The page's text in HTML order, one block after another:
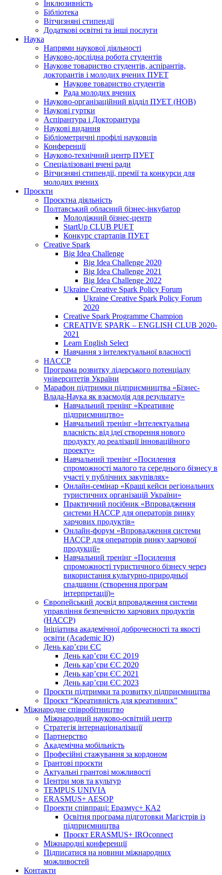
Інклюзивність
Бібліотека
Вітчизняні стипендії
Додаткові освітні та інші послуги
Наука
Напрями наукової діяльності
Науково-дослідна робота студентів
Наукове товариство студентів, аспірантів,
докторантів і молодих вчених ПУЕТ
Наукове товариство студентів
Рада молодих вчених
Науково-організаційний відділ ПУЕТ (НОВ)
Наукові гуртки
Аспірантура і Докторантура
Наукові видання
Бібліометричні профілі науковців
Конференції
Науково-технічний центр ПУЕТ
Спеціалізовані вчені ради
Вітчизняні стипендії, премії та конкурси для
молодих вчених
Проєкти
Проєктна діяльність
Полтавський обласний бізнес-інкубатор
Молодіжний бізнес-центр
StartUp CLUB PUET
Конкурс стартапів ПУЕТ
Creative Spark
Big Idea Challenge
Big Idea Challenge 2020
Big Idea Challenge 2021
Big Idea Challenge 2022
Ukraine Creative Spark Policy Forum
Ukraine Creative Spark Policy Forum
2020
Creative Spark Programme Champion
CREATIVE SPARK – ENGLISH CLUB 2020-
2021
Learn English Select
Навчання з інтелектуальної власності
HACCP
Програма розвитку лідерського потенціалу
університетів України
Марафон підтримки підприємництва «Бізнес-
Влада-Наука як взаємодія для результату»
Навчальний тренінг «Креативне
підприємництво»
Навчальний тренінг «Інтелектуальна
власність: від ідеї створення нового
продукту до реалізації інноваційного
проекту»
Навчальний тренінг «Посилення
спроможності малого та середнього бізнесу в
участі у публічних закупівлях»
Онлайн-семінар «Кращі кейси регіональних
туристичних організацій України»
Практичний посібник «Впровадження
системи НАССР для операторів ринку
харчових продуктів»
Онлайн-форум «Впровадження системи
НАССР для операторів ринку харчової
продукції»
Навчальний тренінг «Посилення
спроможності туристичного бізнесу через
використання культурно-природньої
спадщини (створення програм
інтерпретації)»
Європейський досвід впровадження системи
управління безпечністю харчових продуктів
(НАССР)
Ініціатива академічної доброчесності та якості
освіти (Academic IQ)
День кар’єри ЄС
День кар’єри ЄС 2019
День кар’єри ЄС 2020
День кар’єри ЄС 2021
День кар’єри ЄС 2023
Проєкти підтримки та розвитку підприємництва
Проєкт “Креативність для креативних”
Міжнародне співробітництво
Міжнародний науково-освітній центр
Стратегія інтернаціоналізації
Партнерство
Академічна мобільність
Професійні стажування за кордоном
Грантові проєкти
Актуальні грантові можливості
Центри мов та культур
TEMPUS UNIVIA
ERASMUS+ AESOP
Проекти співпраці: Еразмус+ КА2
Освітня програма підготовки Магістрів із
підприємництва
Проєкт ERASMUS+ IROconnect
Міжнародні конференції
Підписатися на новини міжнародних
можливостей
Контакти